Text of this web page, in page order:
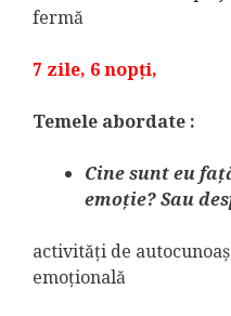
fermă
7 zile, 6 nopți,
Temele abordate :
Cine sunt eu
emoție? Sau
activități de
emoțională